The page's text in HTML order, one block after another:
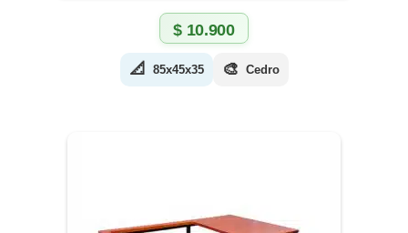
$10.900
📐 85x45x35 🎨 Cedro